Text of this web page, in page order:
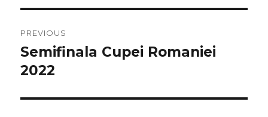
navigation
PREVIOUS
Previous
post:
Semifinala Cupei Romaniei
2022